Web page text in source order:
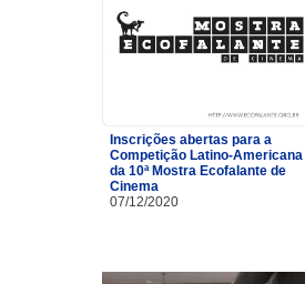
Inscrições abertas para a
Competição Latino-Americana
da 10ª Mostra Ecofalante de
Cinema
07/12/2020